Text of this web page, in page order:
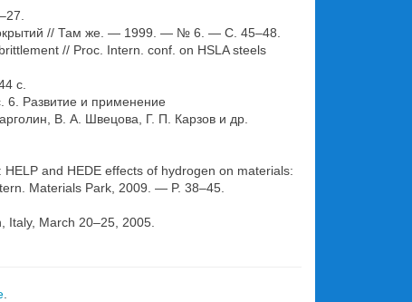
// Там же. — 1999. — № 6. — С. 45–48.
// Proc. Intern. conf. on HSLA steels
с.
Развитие и применение
В. А. Швецова, Г. П. Карзов и др.
and HEDE effects of hydrogen on materials:
Materials Park, 2009. — P. 38–45.
Italy, March 20–25, 2005.